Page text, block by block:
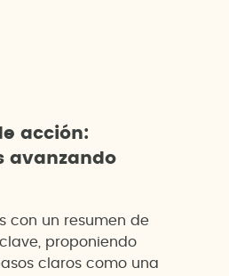
acción:
avanzando
con un resumen de
proponiendo
claros como una